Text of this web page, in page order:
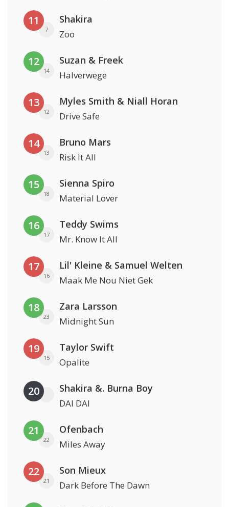
11
7
Shakira
Zoo
12
14
Suzan & Freek
Halverwege
13
12
Myles Smith & Niall Horan
Drive Safe
14
13
Bruno Mars
Risk It All
15
18
Sienna Spiro
Material Lover
16
17
Teddy Swims
Mr. Know It All
17
16
Lil' Kleine & Samuel Welten
Maak Me Nou Niet Gek
18
23
Zara Larsson
Midnight Sun
19
15
Taylor Swift
Opalite
20 Shakira &. Burna Boy
DAI DAI
21
22
Ofenbach
Miles Away
22
21
Son Mieux
Dark Before The Dawn